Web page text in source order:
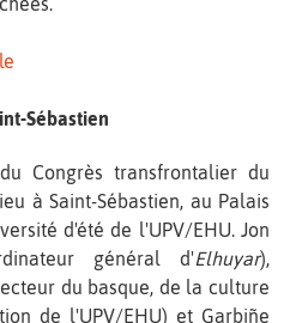
Sébastien
Congrès transfrontalier du
à Saint-Sébastien, au Palais
d'été de l'UPV/EHU. Jon
général d'Elhuyar),
du basque, de la culture
de l'UPV/EHU) et Garbiñe